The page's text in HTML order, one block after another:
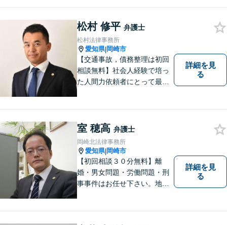
気軽にご相談ください！【完
全個室対応】
松村 修平 弁護士
松村法律事務所
愛知県|岡崎市
【交通事故，債務整理は初回
相談無料】社会人経験で培っ
た人間力依頼者にとって最大
詳細を見
る
室 穂高 弁護士
岡崎北法律事務所
愛知県|岡崎市
【初回相談３０分無料】離
婚・男女問題・労働問題・刑
事事件はお任せ下さい。地域
詳細を見
る